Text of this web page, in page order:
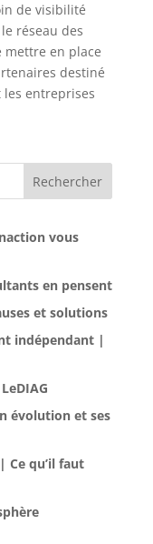
de visibilité
réseau des
mettre en place
destiné
entreprises
Rechercher
vous
en pensent
et solutions
indépendant |
évolution et ses
Ce qu’il faut